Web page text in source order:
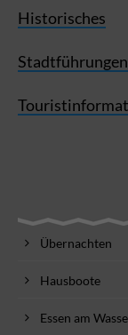
Historisches
Stadtführungen
Übernachten
Hausboote
Essen am